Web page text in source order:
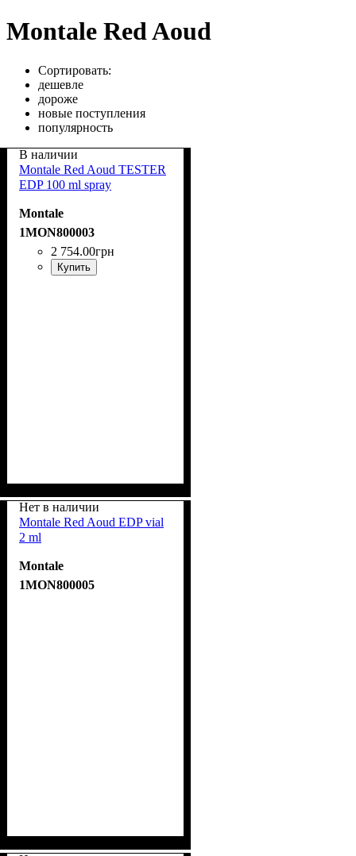
Montale Red Aoud
Сортировать:
дешевле
дороже
новые поступления
популярность
В наличии
Montale Red Aoud TESTER
EDP 100 ml spray
Montale
1MON800003
2 754.00грн
Купить
Нет в наличии
Montale Red Aoud EDP vial
2 ml
Montale
1MON800005